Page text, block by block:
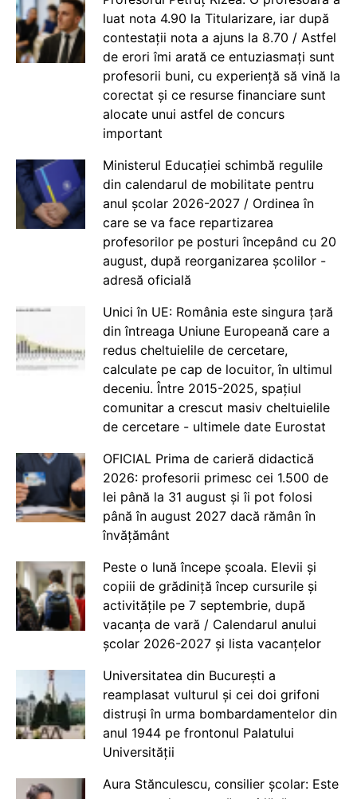
luat nota 4.90 la Titularizare, iar după
contestații nota a ajuns la 8.70 / Astfel
de erori îmi arată ce entuziasmați sunt
profesorii buni, cu experiență să vină la
corectat și ce resurse financiare sunt
alocate unui astfel de concurs
important
Ministerul Educației schimbă regulile
din calendarul de mobilitate pentru
anul școlar 2026-2027 / Ordinea în
care se va face repartizarea
profesorilor pe posturi începând cu 20
august, după reorganizarea școlilor -
adresă oficială
Unici în UE: România este singura țară
din întreaga Uniune Europeană care a
redus cheltuielile de cercetare,
calculate pe cap de locuitor, în ultimul
deceniu. Între 2015-2025, spațiul
comunitar a crescut masiv cheltuielile
de cercetare - ultimele date Eurostat
OFICIAL Prima de carieră didactică
2026: profesorii primesc cei 1.500 de
lei până la 31 august și îi pot folosi
până în august 2027 dacă rămân în
învățământ
Peste o lună începe școala. Elevii și
copiii de grădiniță încep cursurile și
activitățile pe 7 septembrie, după
vacanța de vară / Calendarul anului
școlar 2026-2027 și lista vacanțelor
Universitatea din București a
reamplasat vulturul și cei doi grifoni
distruși în urma bombardamentelor din
anul 1944 pe frontonul Palatului
Universității
Aura Stănculescu, consilier școlar: Este